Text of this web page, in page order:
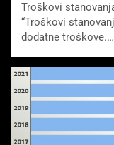
Troškovi
“Troškovi
dodatne troškove.…